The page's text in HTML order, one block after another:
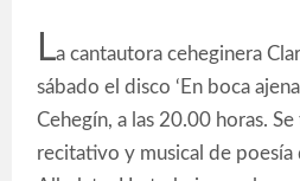
La cantautora ceheginera
sábado el disco ‘En boca
Cehegín, a las 20.00 horas.
recitativo y musical de